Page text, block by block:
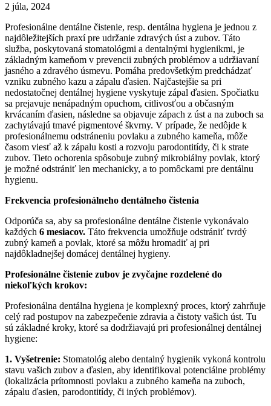
2 júla, 2024
Profesionálne dentálne čistenie, resp. dentálna hygiena je jednou z
najdôležitejších praxí pre udržanie zdravých úst a zubov. Táto
služba, poskytovaná stomatológmi a dentalnými hygienikmi, je
základným kameňom v prevencii zubných problémov a udržiavaní
jasného a zdravého úsmevu. Pomáha predovšetkým predchádzať
vzniku zubného kazu a zápalu ďasien. Najčastejšie sa pri
nedostatočnej dentálnej hygiene vyskytuje zápal ďasien. Spočiatku
sa prejavuje nenápadným opuchom, citlivosťou a občasným
krvácaním ďasien, následne sa objavuje zápach z úst a na zuboch sa
zachytávajú tmavé pigmentové škvrny. V prípade, že nedôjde k
profesionálnemu odstráneniu povlaku a zubného kameňa, môže
časom viesť až k zápalu kosti a rozvoju parodontitídy, či k strate
zubov. Tieto ochorenia spôsobuje zubný mikrobiálny povlak, ktorý
je možné odstrániť len mechanicky, a to pomôckami pre dentálnu
hygienu.
Frekvencia profesionálneho dentálneho čistenia
Odporúča sa, aby sa profesionálne dentálne čistenie vykonávalo
každých 6 mesiacov. Táto frekvencia umožňuje odstrániť tvrdý
zubný kameň a povlak, ktoré sa môžu hromadiť aj pri
najdôkladnejšej domácej dentálnej hygieny.
Profesionálne čistenie zubov je zvyčajne rozdelené do
niekoľkých krokov:
Profesionálna dentálna hygiena je komplexný proces, ktorý zahrňuje
celý rad postupov na zabezpečenie zdravia a čistoty vašich úst. Tu
sú základné kroky, ktoré sa dodržiavajú pri profesionálnej dentálnej
hygiene:
1. Vyšetrenie: Stomatológ alebo dentalný hygienik vykoná kontrolu
stavu vašich zubov a ďasien, aby identifikoval potenciálne problémy
(lokalizácia prítomnosti povlaku a zubného kameňa na zuboch,
zápalu ďasien, parodontitídy, či iných problémov).